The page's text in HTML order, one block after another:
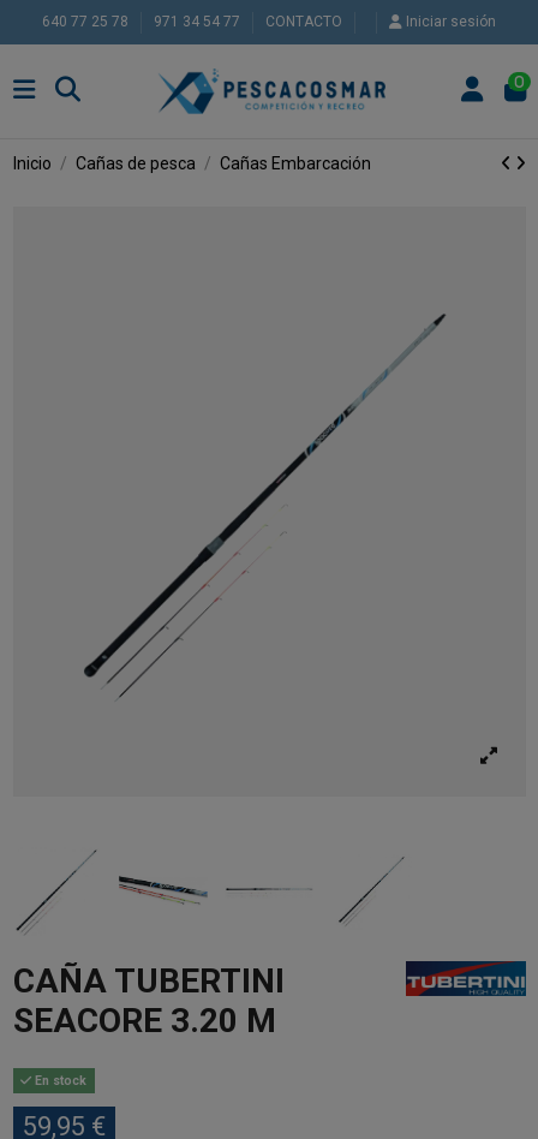
640 77 25 78 971 34 54 77 CONTACTO Iniciar sesión
0
Inicio Cañas de pesca Cañas Embarcación
CAÑA TUBERTINI
SEACORE 3.20 M
En stock
59,95 €